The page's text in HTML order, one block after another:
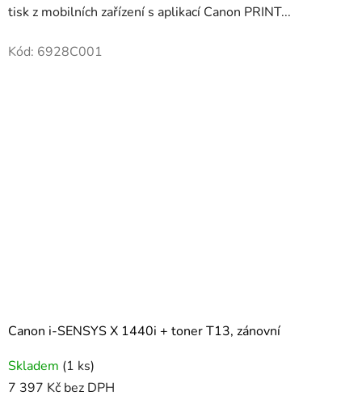
tisk z mobilních zařízení s aplikací Canon PRINT...
Kód: 6928C001
Canon i-SENSYS X 1440i + toner T13, zánovní
Skladem (1 ks)
7 397 Kč bez DPH